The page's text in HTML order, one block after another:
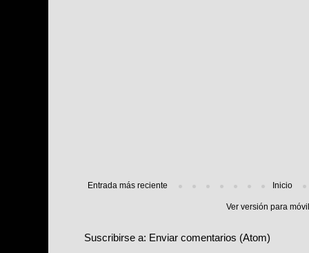
Entrada más reciente Inicio
Ver versión para
Suscribirse a: Enviar comentarios (Atom)